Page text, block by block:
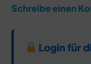
Schreibe einen
Login für